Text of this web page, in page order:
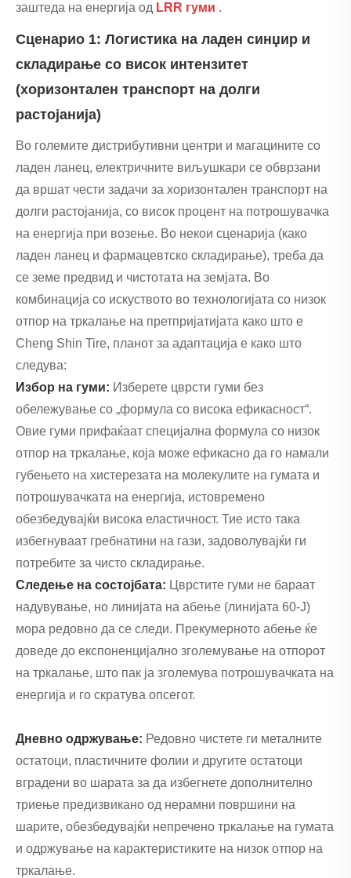
заштеда на енергија од LRR гуми .
Сценарио 1: Логистика на ладен синџир и
складирање со висок интензитет
(хоризонтален транспорт на долги
растојанија)
Во големите дистрибутивни центри и магацините со
ладен ланец, електричните виљушкари се обврзани
да вршат чести задачи за хоризонтален транспорт на
долги растојанија, со висок процент на потрошувачка
на енергија при возење. Во некои сценарија (како
ладен ланец и фармацевтско складирање), треба да
се земе предвид и чистотата на земјата. Во
комбинација со искуството во технологијата со низок
отпор на тркалање на претпријатијата како што е
Cheng Shin Tire, планот за адаптација е како што
следува:
Избор на гуми: Изберете цврсти гуми без
обележување со „формула со висока ефикасност“.
Овие гуми прифаќаат специјална формула со низок
отпор на тркалање, која може ефикасно да го намали
губењето на хистерезата на молекулите на гумата и
потрошувачката на енергија, истовремено
обезбедувајќи висока еластичност. Тие исто така
избегнуваат гребнатини на гази, задоволувајќи ги
потребите за чисто складирање.
Следење на состојбата: Цврстите гуми не бараат
надувување, но линијата на абење (линијата 60-J)
мора редовно да се следи. Прекумерното абење ќе
доведе до експоненцијално зголемување на отпорот
на тркалање, што пак ја зголемува потрошувачката на
енергија и го скратува опсегот.
Дневно одржување: Редовно чистете ги металните
остатоци, пластичните фолии и другите остатоци
вградени во шарата за да избегнете дополнително
триење предизвикано од нерамни површини на
шарите, обезбедувајќи непречено тркалање на гумата
и одржување на карактеристиките на низок отпор на
тркалање.